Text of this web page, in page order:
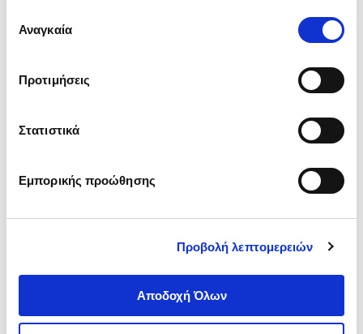
ενδιαφέρουν και να επιλέξετε από τα παρακάτω με την
΄΄και να ενημερωθείτε σχετικά με
συγκατάθεσης
Αναγκαία
Προτιμήσεις
Στατιστικά
Εμπορικής προώθησης
Προβολή λεπτομερειών
Αποδοχή Όλων